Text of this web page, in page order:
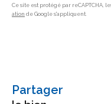
Ce site est protégé par reCAPTCHA,
ation de Google s'appliquent.
partager